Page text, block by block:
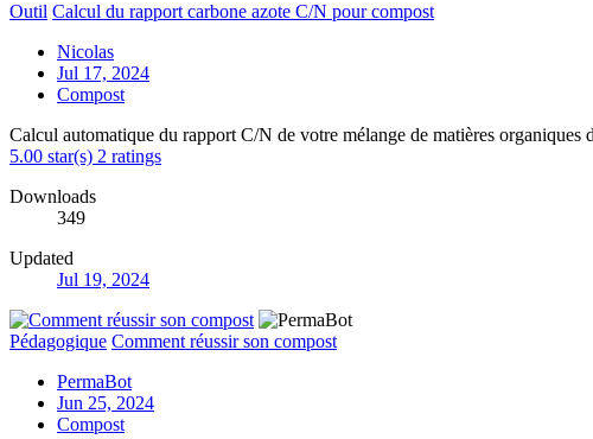
Outil Calcul du rapport carbone azote C/N pour compost
Nicolas
Jul 17, 2024
Compost
Calcul automatique du rapport C/N de votre mélange de matières organiques
5.00 star(s) 2 ratings
Downloads
349
Updated
Jul 19, 2024
Pédagogique Comment réussir son compost
PermaBot
Jun 25, 2024
Compost